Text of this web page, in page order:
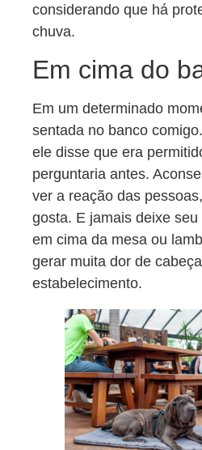
considerando que há
chuva.
Em cima do
Em um determinado
sentada no banco
ele disse que era
perguntaria antes.
ver a reação das
gosta. E jamais deixe
em cima da mesa ou
gerar muita dor de
estabelecimento.